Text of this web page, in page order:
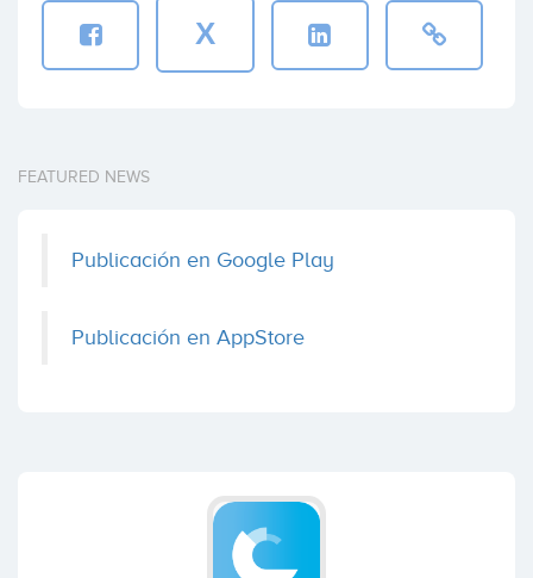
X
FEATURED NEWS
Publicación en Google Play
Publicación en AppStore